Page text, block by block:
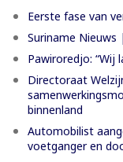
Eerste fase van
Suriname Nieuws
Pawiroredjo: “Wij
Directoraat
binnenland
Automobilist
voetganger en